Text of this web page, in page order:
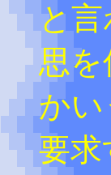
と
思
か
要求